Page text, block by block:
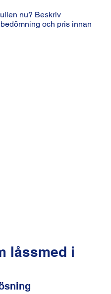
nu? Beskriv
och pris innan
låssmed i